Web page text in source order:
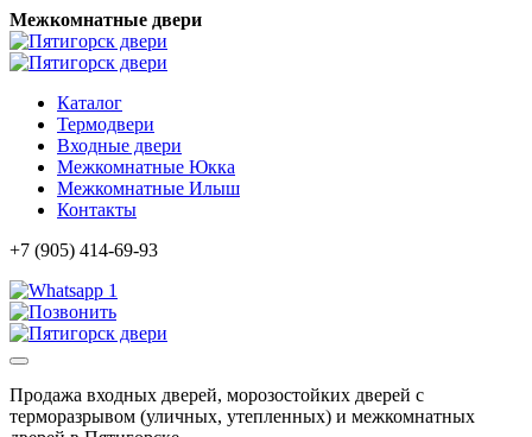
Межкомнатные двери
Каталог
Термодвери
Входные двери
Межкомнатные Юкка
Межкомнатные Илыш
Контакты
+7 (905) 414-69-93
1
Продажа входных дверей, морозостойких дверей с
терморазрывом (уличных, утепленных) и межкомнатных